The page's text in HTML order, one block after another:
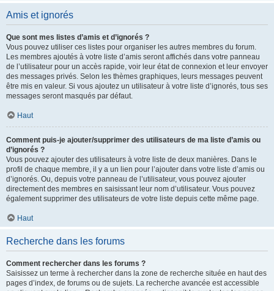
Amis et ignorés
Que sont mes listes d’amis et d’ignorés ?
Vous pouvez utiliser ces listes pour organiser les autres membres du forum.
Les membres ajoutés à votre liste d’amis seront affichés dans votre panneau
de l’utilisateur pour un accès rapide, voir leur état de connexion et leur envoyer
des messages privés. Selon les thèmes graphiques, leurs messages peuvent
être mis en valeur. Si vous ajoutez un utilisateur à votre liste d’ignorés, tous ses
messages seront masqués par défaut.
Haut
Comment puis-je ajouter/supprimer des utilisateurs de ma liste d’amis ou
d’ignorés ?
Vous pouvez ajouter des utilisateurs à votre liste de deux manières. Dans le
profil de chaque membre, il y a un lien pour l’ajouter dans votre liste d’amis ou
d’ignorés. Ou, depuis votre panneau de l’utilisateur, vous pouvez ajouter
directement des membres en saisissant leur nom d’utilisateur. Vous pouvez
également supprimer des utilisateurs de votre liste depuis cette même page.
Haut
Recherche dans les forums
Comment rechercher dans les forums ?
Saisissez un terme à rechercher dans la zone de recherche située en haut des
pages d’index, de forums ou de sujets. La recherche avancée est accessible